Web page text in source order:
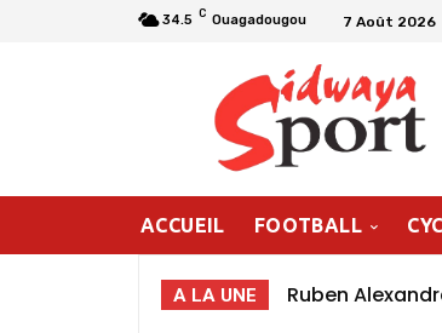
34.5 C Ouagadougou 7 Août 2026
ACCUEIL FOOTBALL
A LA UNE
Ruben
Hamed Abel